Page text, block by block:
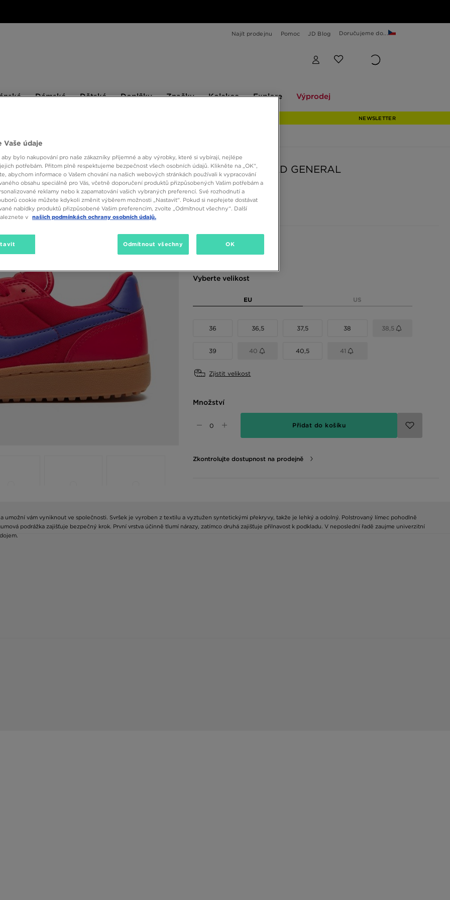
Najít prodejnu Pomoc JD Blog Doručujeme do...
Dámské Dětské Doplňky Značky Kolekce Explore Výprodej
NEWSLETTER
NIKE WMNS FIELD GENERAL
1150 Kč
Dostupné barvy
Červená
Vyberte velikost
EU US
36 36,5 37,5 38 38,5
39 40 40,5 41
Zjistit velikost
Množství
Přidat do košíku
Zkontrolujte dostupnost na prodejně
vám vyniknout ve společnosti. Svršek je vyroben z textilu a vyztužen syntetickými překryvy, takže je lehký a odolný. Polstrovaný límec pohodlně
podrážka zajišťuje bezpečný krok. První vrstva účinně tlumí nárazy, zatímco druhá zajišťuje přilnavost k podkladu. V neposlední řadě zaujme univerzitní
Vaše údaje
aby bylo nakupování pro naše zákazníky příjemné a aby výrobky, které si vybírají, nejlépe
potřebám. Přitom plně respektujeme bezpečnost všech osobních údajů. Klikněte na „OK“,
abychom informace o Vašem chování na našich webových stránkách používali k vypracování
obsahu speciálně pro Vás, včetně doporučení produktů přizpůsobených Vašim potřebám a
reklamy nebo k zapamatování vašich vybraných preferencí. Své rozhodnutí a
cookie můžete kdykoli změnit výběrem možnosti „Nastavit“. Pokud si nepřejete dostávat
nabídky produktů přizpůsobené Vašim preferencím, zvolte „Odmítnout všechny“. Další
v našich podmínkách ochrany osobních údajů.
Odmítnout všechny OK